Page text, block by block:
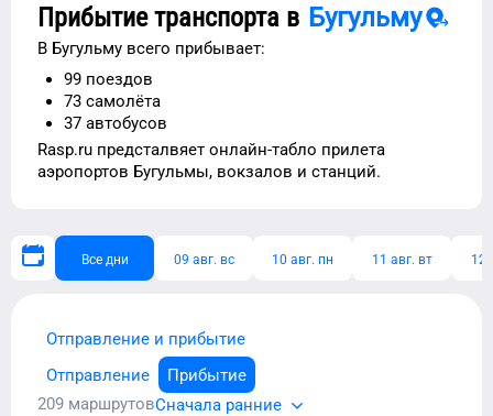
Прибытие транспорта в Бугульму
В Бугульму всего прибывает:
99 поездов
73 самолёта
37 автобусов
Rasp.ru предсталвяет онлайн-табло прилета
аэропортов Бугульмы, вокзалов и станций.
Все дни 09 авг. вс 10 авг. пн 11 авг. вт 12
Отправление и прибытие
Отправление
Прибытие
209 маршрутовСначала ранние